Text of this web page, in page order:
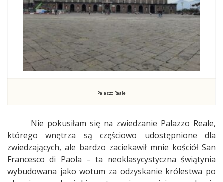
Palazzo Reale
Nie pokusiłam się na zwiedzanie Palazzo Reale,
którego wnętrza są częściowo udostępnione dla
zwiedzających, ale bardzo zaciekawił mnie kościół San
Francesco di Paola – ta neoklasycystyczna świątynia
wybudowana jako wotum za odzyskanie królestwa po